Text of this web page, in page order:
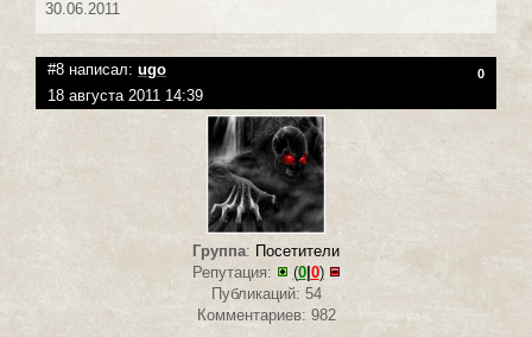
30.06.2011
#8 написал: ugo 0
18 августа 2011 14:39
Группа: Посетители
Репутация:
(0| 0)
Публикаций: 54
Комментариев: 982